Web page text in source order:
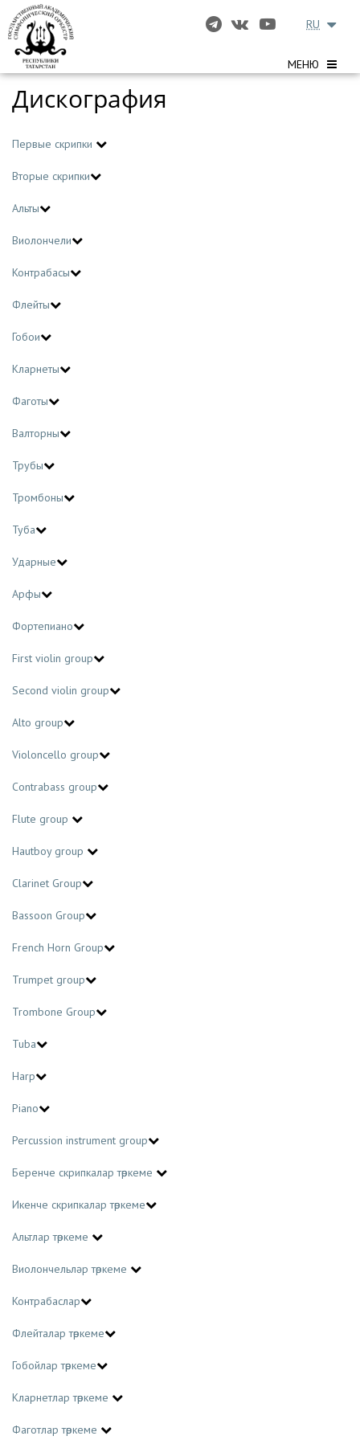
МЕНЮ
RU
Дискография
Первые скрипки
Вторые скрипки
Альты
Виолончели
Контрабасы
Флейты
Гобои
Кларнеты
Фаготы
Валторны
Трубы
Тромбоны
Туба
Ударные
Арфы
Фортепиано
First violin group
Second violin group
Alto group
Violoncello group
Contrabass group
Flute group
Hautboy group
Clarinet Group
Bassoon Group
French Horn Group
Trumpet group
Trombone Group
Tuba
Harp
Piano
Percussion instrument group
Беренче скрипкалар төркеме
Икенче скрипкалар төркеме
Альтлар төркеме
Виолончельләр төркеме
Контрабаслар
Флейталар төркеме
Гобойлар төркеме
Кларнетлар төркеме
Фаготлар төркеме